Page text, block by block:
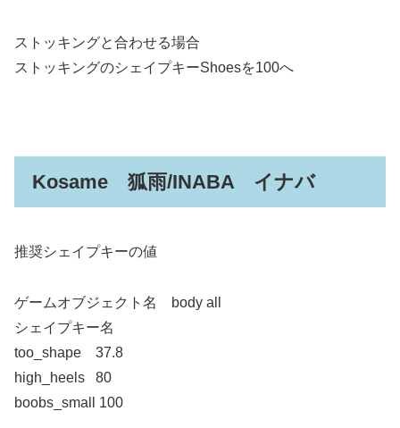
ストッキングと合わせる場合
ストッキングのシェイプキーShoesを100へ
Kosame 狐雨/INABA イナバ
推奨シェイプキーの値
ゲームオブジェクト名 body all
シェイプキー名
too_shape 37.8
high_heels 80
boobs_small 100